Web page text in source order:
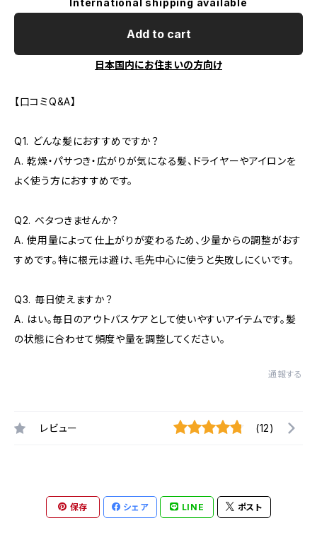
International shipping available
Add to cart
日本国内にお住まいの方向け
【口コミQ&A】
Q1. どんな髪におすすめですか？
A. 乾燥・パサつき・広がりが気になる髪、ドライヤーやアイロンを
よく使う方におすすめです。
Q2. ベタつきませんか？
A. 使用量によって仕上がりが変わるため、少量からの調整がおす
すめです。特に根元は避け、毛先中心に使うと失敗しにくいです。
Q3. 毎日使えますか？
A. はい。毎日のアウトバスケアとして使いやすいアイテムです。髪
の状態に合わせて頻度や量を調整してください。
通報する
レビュー (12)
保存 シェア LINE ポスト